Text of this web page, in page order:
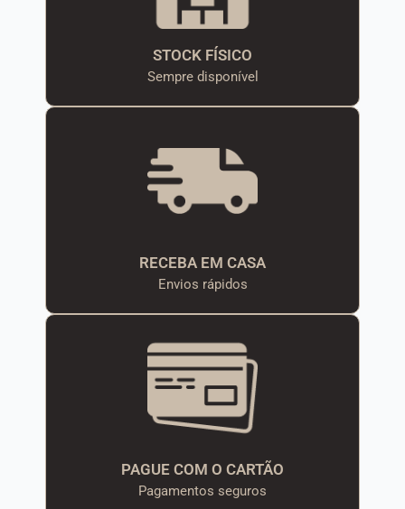
STOCK FÍSICO
Sempre disponível
RECEBA EM CASA
Envios rápidos
PAGUE COM O CARTÃO
Pagamentos seguros